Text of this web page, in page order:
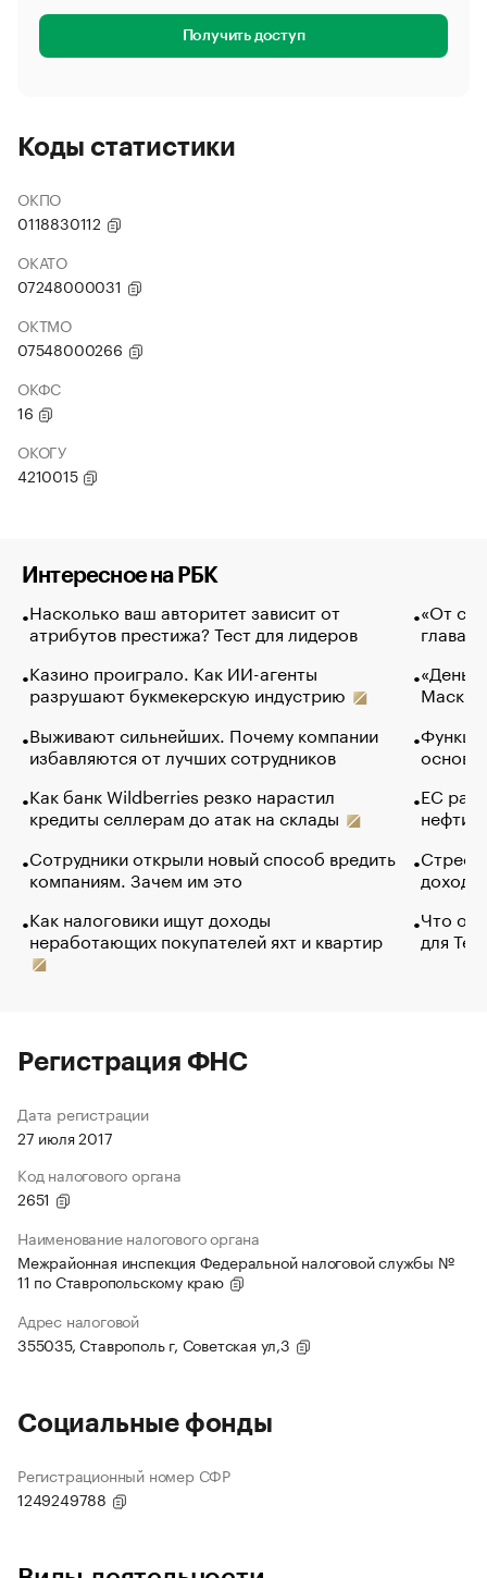
Получить доступ
Коды статистики
ОКПО
0118830112
ОКАТО
07248000031
ОКТМО
07548000266
ОКФС
16
ОКОГУ
4210015
Интересное на РБК
Насколько ваш авторитет зависит от
атрибутов престижа? Тест для лидеров
Казино проиграло. Как ИИ-агенты
разрушают букмекерскую индустрию
Выживают сильнейших. Почему компании
избавляются от лучших сотрудников
Как банк Wildberries резко нарастил
кредиты селлерам до атак на склады
Сотрудники открыли новый способ вредить
компаниям. Зачем им это
Как налоговики ищут доходы
неработающих покупателей яхт и квартир
«От
глава
Маск в
основ
ЕС
нефти
Что
для
Регистрация ФНС
Дата регистрации
27 июля 2017
Код налогового органа
2651
Наименование налогового органа
Межрайонная инспекция Федеральной налоговой службы №
11 по Ставропольскому краю
Адрес налоговой
355035, Ставрополь г, Советская ул,3
Социальные фонды
Регистрационный номер СФР
1249249788